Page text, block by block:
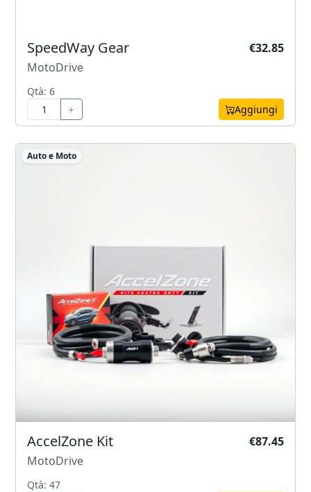
SpeedWay Gear
MotoDrive
€32.85
Qtà: 6
Aggiungi
Auto e Moto
AccelZone Kit
MotoDrive
€87.45
Qtà: 47